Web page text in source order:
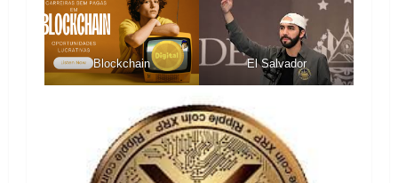
Blockchain El Salvador